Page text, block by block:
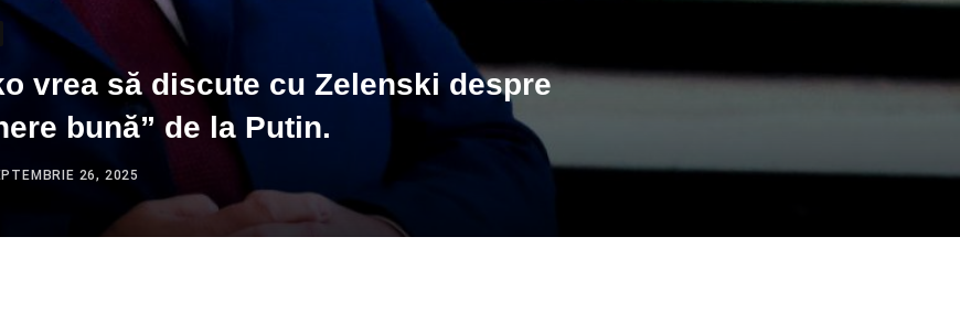
vrea să discute cu Zelenski despre
bună” de la Putin.
26, 2025